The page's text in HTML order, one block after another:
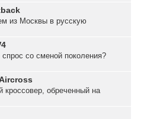
из Москвы в русскую
со сменой поколения?
кроссовер, обреченный на